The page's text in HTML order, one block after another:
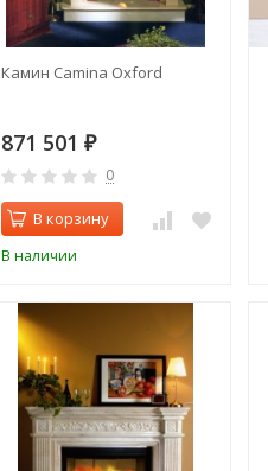
Камин Camina Oxford
871 501 ₽
0
В корзину
В наличии